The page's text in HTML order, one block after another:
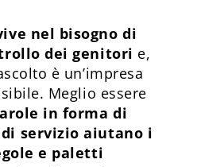
nel bisogno di
dei genitori e,
è un’impresa
Meglio essere
in forma di
servizio aiutano i
e paletti